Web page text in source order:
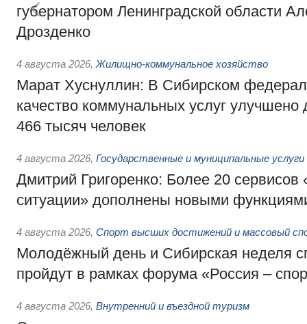
губернатором Ленинградской области
Дрозденко
4 августа 2026, Жилищно-коммунальное хозяйство
Марат Хуснуллин: В Сибирском
качество коммунальных услуг
466 тысяч человек
4 августа 2026, Государственные и муниципальные услуги
Дмитрий Григоренко: Более 20 сервисов
ситуации» дополнены новыми
4 августа 2026, Спорт высших достижений и массовый
Молодёжный день и Сибирская неделя
пройдут в рамках форума «Россия –
4 августа 2026, Внутренний и въездной туризм